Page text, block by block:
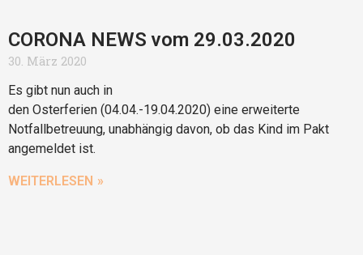
CORONA NEWS vom 29.03.2020
30. März 2020
Es gibt nun auch in
den Osterferien (04.04.-19.04.2020) eine erweiterte
Notfallbetreuung, unabhängig davon, ob das Kind im Pakt
angemeldet ist.
WEITERLESEN »